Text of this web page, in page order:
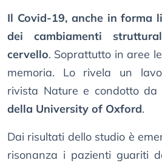
Il Covid-19, anche in forma
dei cambiamenti
cervello. Soprattutto in aree
memoria. Lo rivela un
rivista Nature e condotto da
della University of Oxford.
Dai risultati dello studio è
risonanza i pazienti guariti